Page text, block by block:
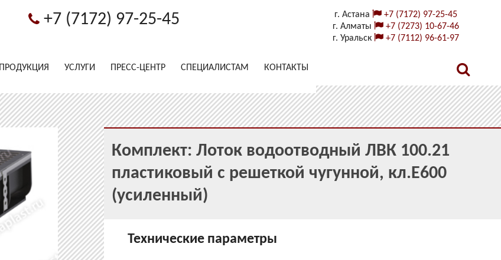
+7 (7172) 97-25-45 г. Астана
+7 (7172) 97-25-45
г. Алматы
+7 (7273) 10-67-46
г. Уральск
+7 (7112) 96-61-97
ПРОДУКЦИЯ УСЛУГИ ПРЕСС-ЦЕНТР СПЕЦИАЛИСТАМ КОНТАКТЫ
Комплект: Лоток водоотводный ЛВК 100.21
пластиковый с решеткой чугунной, кл.E600
(усиленный)
Технические параметры